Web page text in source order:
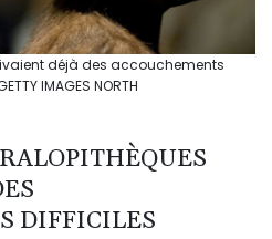
déjà des accouchements
IMAGES NORTH
DIFFICILES